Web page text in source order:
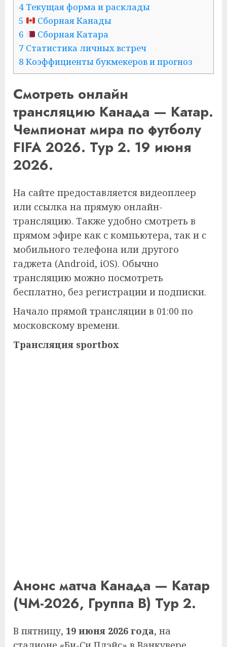
4 Текущая форма и расклады
5
Сборная Канады
6
Сборная Катара
7 Статистика личных встреч
8 Коэффициенты букмекеров и прогноз
Смотреть онлайн
трансляцию Канада — Катар.
Чемпионат мира по футболу
FIFA 2026. Тур 2. 19 июня
2026.
На сайте предоставляется видеоплеер
или ссылка на прямую онлайн-
трансляцию. Также удобно смотреть в
прямом эфире как с компьютера, так и с
мобильного телефона или другого
гаджета (Android, iOS). Обычно
трансляцию можно посмотреть
бесплатно, без регистрации и подписки.
Начало прямой трансляции в 01:00 по
московскому времени.
Трансляция sportbox
Анонс матча Канада — Катар
(ЧМ-2026, Группа B) Тур 2.
В пятницу, 19 июня 2026 года, на